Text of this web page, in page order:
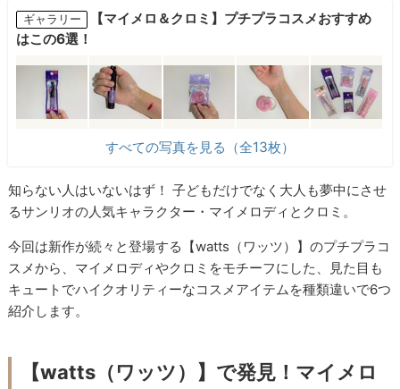
ギャラリー
【マイメロ＆クロミ】プチプラコスメおすすめ
はこの6選！
すべての写真を見る（全13枚）
知らない人はいないはず！ 子どもだけでなく大人も夢中にさせ
るサンリオの人気キャラクター・マイメロディとクロミ。
今回は新作が続々と登場する【watts（ワッツ）】のプチプラコ
スメから、マイメロディやクロミをモチーフにした、見た目も
キュートでハイクオリティーなコスメアイテムを種類違いで6つ
紹介します。
【watts（ワッツ）】で発見！マイメロ